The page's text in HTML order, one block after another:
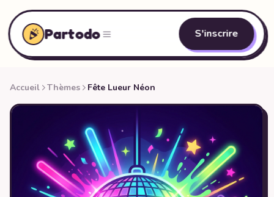
Partodo S'inscrire
Accueil Thèmes Fête Lueur Néon